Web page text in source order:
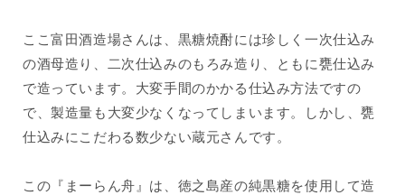
ここ富田酒造場さんは、黒糖焼酎には珍しく一次仕込み
の酒母造り、二次仕込みのもろみ造り、ともに甕仕込み
で造っています。大変手間のかかる仕込み方法ですの
で、製造量も大変少なくなってしまいます。しかし、甕
仕込みにこだわる数少ない蔵元さんです。
この『まーらん舟』は、徳之島産の純黒糖を使用して造